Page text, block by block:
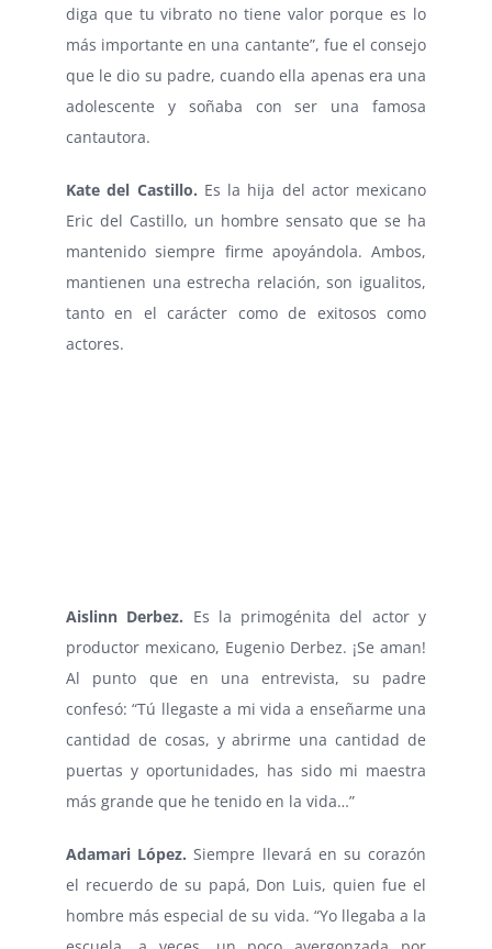
diga que tu vibrato no tiene valor porque es lo
más importante en una cantante”, fue el consejo
que le dio su padre, cuando ella apenas era una
adolescente y soñaba con ser una famosa
cantautora.
Kate del Castillo. Es la hija del actor mexicano
Eric del Castillo, un hombre sensato que se ha
mantenido siempre firme apoyándola. Ambos,
mantienen una estrecha relación, son igualitos,
tanto en el carácter como de exitosos como
actores.
Aislinn Derbez. Es la primogénita del actor y
productor mexicano, Eugenio Derbez. ¡Se aman!
Al punto que en una entrevista, su padre
confesó: “Tú llegaste a mi vida a enseñarme una
cantidad de cosas, y abrirme una cantidad de
puertas y oportunidades, has sido mi maestra
más grande que he tenido en la vida…”
Adamari López. Siempre llevará en su corazón
el recuerdo de su papá, Don Luis, quien fue el
hombre más especial de su vida. “Yo llegaba a la